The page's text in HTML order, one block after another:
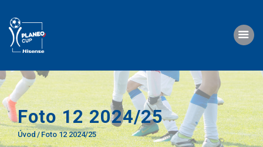
Foto 12 2024/25
Úvod Foto 12 2024/25
O nás
Turnaje
Propozice